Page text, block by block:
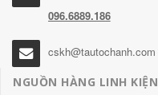
096.6889.186
cskh@tautochanh.com
NGUỒN HÀNG LINH KIỆN